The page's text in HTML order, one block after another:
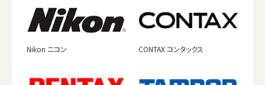
Nikon ニコン CONTAX コンタックス